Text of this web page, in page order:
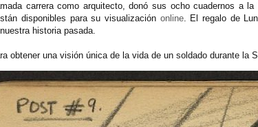
carrera como arquitecto, donó sus ocho cuadernos a
disponibles para su visualización online. El regalo de
historia pasada.
obtener una visión única de la vida de un soldado durante la